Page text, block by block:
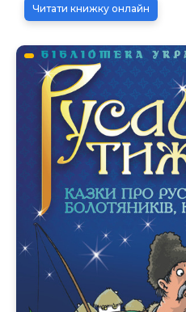
Читати книжку онлайн